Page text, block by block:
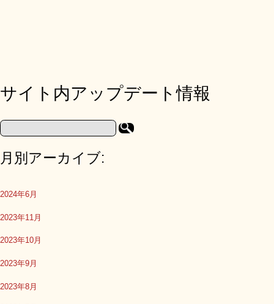
サイト内アップデート情報
月別アーカイブ:
2024年6月
2023年11月
2023年10月
2023年9月
2023年8月